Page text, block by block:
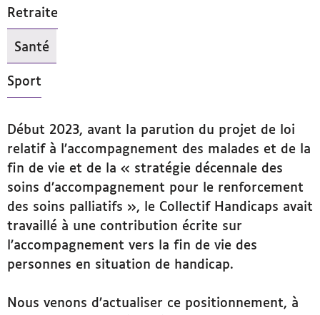
Retraite
Santé
- Actif
Sport
Début 2023, avant la parution du projet de loi
relatif à l’accompagnement des malades et de la
fin de vie et de la « stratégie décennale des
soins d’accompagnement pour le renforcement
des soins palliatifs », le Collectif Handicaps avait
travaillé à une contribution écrite sur
l’accompagnement vers la fin de vie des
personnes en situation de handicap.
Nous venons d’actualiser ce positionnement, à